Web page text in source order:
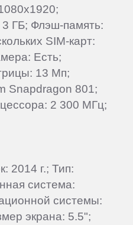
ГБ; Флэш-память:
SIM-карт:
Есть;
13 Мп;
Snapdragon 801;
2 300 МГц;
2014 г.; Тип:
система:
системы:
экрана: 5.5";